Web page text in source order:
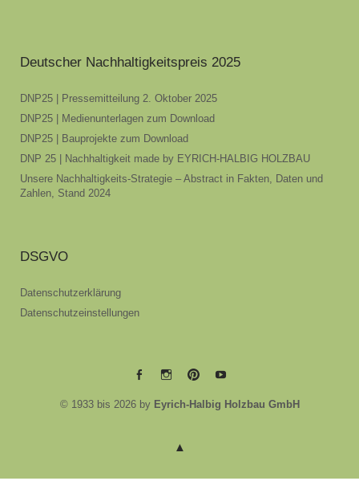
Deutscher Nachhaltigkeitspreis 2025
DNP25 | Pressemitteilung 2. Oktober 2025
DNP25 | Medienunterlagen zum Download
DNP25 | Bauprojekte zum Download
DNP 25 | Nachhaltigkeit made by EYRICH-HALBIG HOLZBAU
Unsere Nachhaltigkeits-Strategie – Abstract in Fakten, Daten und
Zahlen, Stand 2024
DSGVO
Datenschutzerklärung
Datenschutzeinstellungen
EYRICH-EYRICH-EYRICH-EYRICH-
© 1933 bis 2026 by Eyrich-Halbig Holzbau GmbH